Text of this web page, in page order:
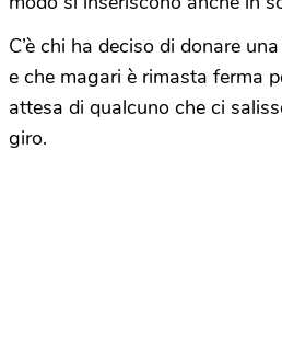
C’è chi ha deciso di donare
e che magari è rimasta ferma
attesa di qualcuno che ci
giro.